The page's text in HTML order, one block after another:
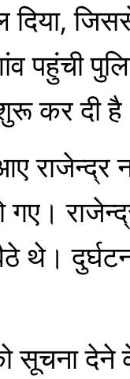
दिया,
पहुंची
कर दी
राजेन्द्र
गए।
थे।
सूचना देने